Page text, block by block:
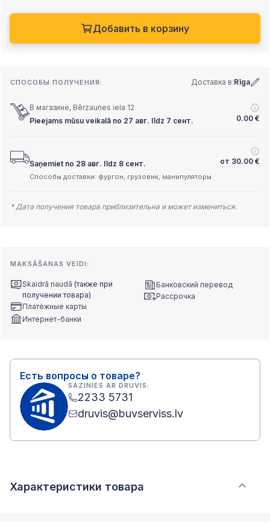
Добавить в корзину
СПОСОБЫ ПОЛУЧЕНИЯ: Доставка в:Rīga
В магазине, Bērzaunes iela 12
Pieejams mūsu veikalā no 27 авг. līdz 7 сент.
0.00 €
Saņemiet no 28 авг. līdz 8 сент. от 30.00 €
Способы доставки: фургон, грузовик, манипуляторы
* Дата получения товара приблизительна и может измениться.
MAKSĀŠANAS VEIDI:
Skaidrā naudā (также при
получении товара)
Платёжные карты
Интернет-банки
Банковский перевод
Рассрочка
Есть вопросы о товаре?
SAZINIES AR DRUVIS:
2233 5731
druvis@buvserviss.lv
Характеристики товара